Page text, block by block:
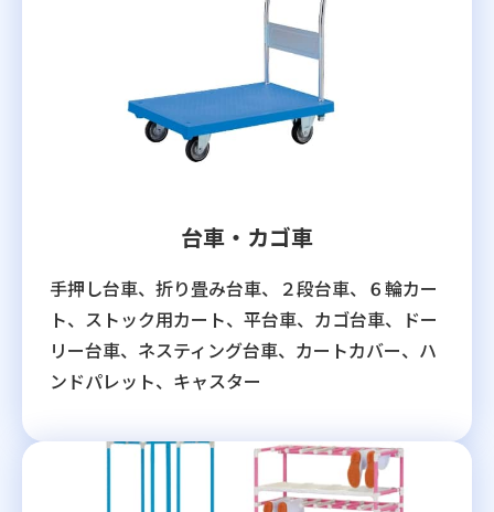
台車・カゴ車
手押し台車、折り畳み台車、２段台車、６輪カー
ト、ストック用カート、平台車、カゴ台車、ドー
リー台車、ネスティング台車、カートカバー、ハ
ンドパレット、キャスター